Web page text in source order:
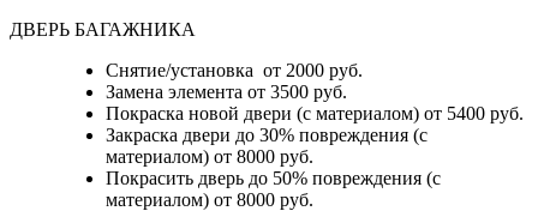
ДВЕРЬ БАГАЖНИКА
Снятие/установка от 2000 руб.
Замена элемента от 3500 руб.
Покраска новой двери (с материалом) от 5400 руб.
Закраска двери до 30% повреждения (с
материалом) от 8000 руб.
Покрасить дверь до 50% повреждения (с
материалом) от 8000 руб.